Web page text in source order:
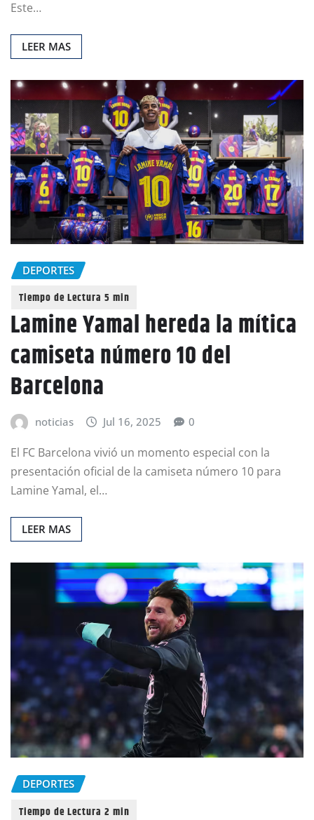
Este…
LEER MAS
DEPORTES
Lamine Yamal hereda la mítica
camiseta número 10 del
Barcelona
noticias Jul 16, 2025 0
El FC Barcelona vivió un momento especial con la
presentación oficial de la camiseta número 10 para
Lamine Yamal, el…
LEER MAS
DEPORTES